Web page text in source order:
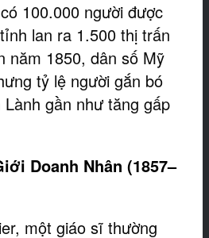
100.000 người được
lan ra 1.500 thị trấn
năm 1850, dân số Mỹ
tỷ lệ người gắn bó
gần như tăng gấp
Doanh Nhân (1857–
một giáo sĩ thường